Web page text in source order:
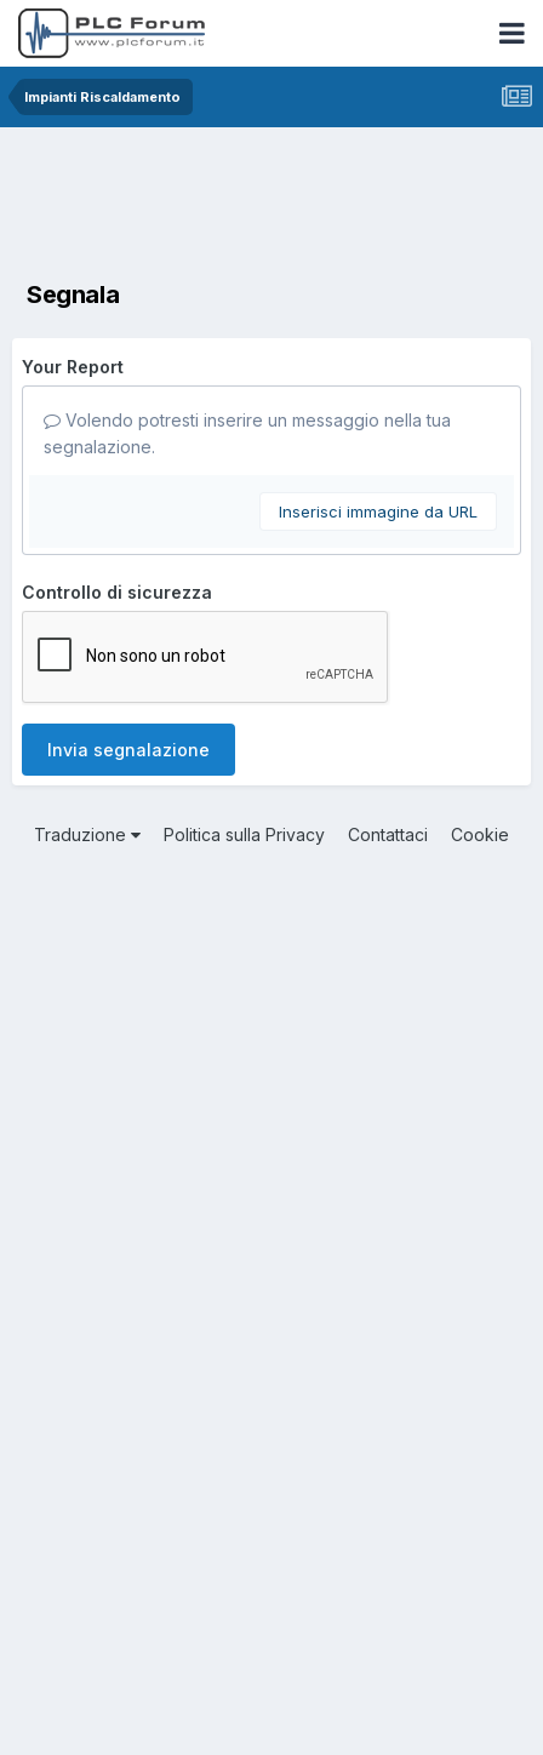
Impianti Riscaldamento
Segnala
Your Report
Volendo potresti inserire un messaggio nella tua
segnalazione.
Inserisci immagine da URL
Controllo di sicurezza
Invia segnalazione
Traduzione Politica sulla Privacy Contattaci Cookie